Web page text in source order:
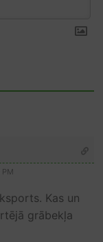
Kas un
grābekļa